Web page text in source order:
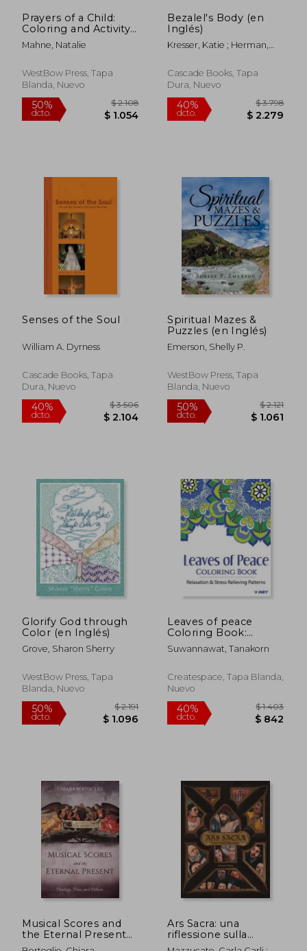
40%
dcto.
40%
dcto.
Prayers of a Child:
Coloring and Activity
Book (en Inglés)
Mahne, Natalie
WestBow Press, Tapa
Blanda, Nuevo
50%
dcto. $ 1.054
Bezalel's Body (en
Inglés)
Kresser, Katie ; Herman,
Cascade Books, Tapa
Dura, Nuevo
40%
dcto.
Senses of the Soul
William A. Dyrness
Cascade Books, Tapa
Dura, Nuevo
Spiritual Mazes &
Puzzles (en Inglés)
Emerson, Shelly P.
WestBow Press, Tapa
Blanda, Nuevo
Glorify God through
Color (en Inglés)
Grove, Sharon Sherry
WestBow Press, Tapa
Blanda, Nuevo
Leaves of peace
Coloring Book:
Coloring Books For
Adults, Coloring
Relaxation & Stress
Relieving Patterns
Suwannawat, Tanakorn
Createspace, Tapa Blanda,
Nuevo
Musical Scores and
the Eternal Present
(en Inglés)
Ars Sacra: una
riflessione sulla
Passione di Gesù